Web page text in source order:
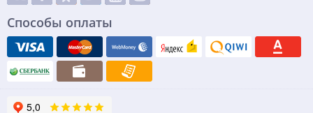
Способы оплаты